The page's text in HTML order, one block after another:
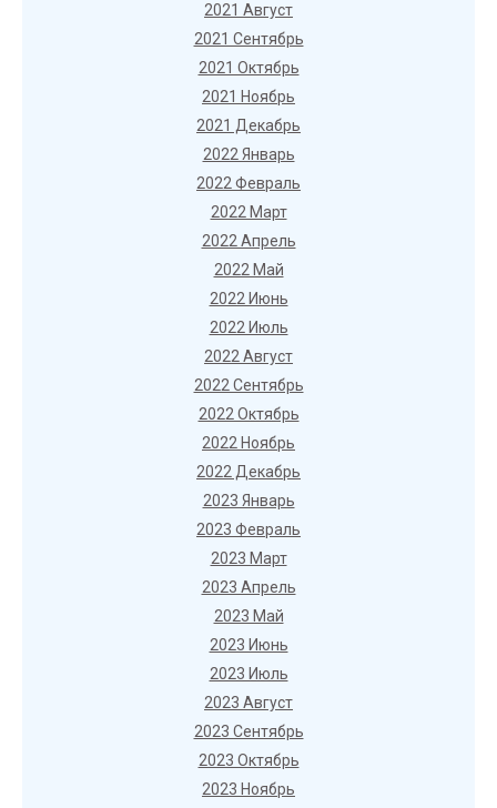
2021 Август
2021 Сентябрь
2021 Октябрь
2021 Ноябрь
2021 Декабрь
2022 Январь
2022 Февраль
2022 Март
2022 Апрель
2022 Май
2022 Июнь
2022 Июль
2022 Август
2022 Сентябрь
2022 Октябрь
2022 Ноябрь
2022 Декабрь
2023 Январь
2023 Февраль
2023 Март
2023 Апрель
2023 Май
2023 Июнь
2023 Июль
2023 Август
2023 Сентябрь
2023 Октябрь
2023 Ноябрь